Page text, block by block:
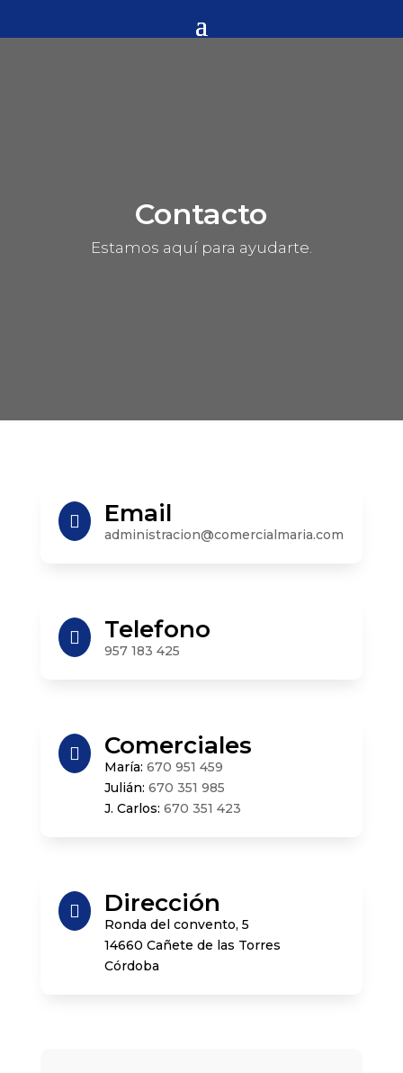
Contacto
Estamos aquí para ayudarte.
 Email
administracion@comercialmaria.com
 Telefono
957 183 425
 Comerciales
María: 670 951 459
Julián: 670 351 985
J. Carlos: 670 351 423
 Dirección
Ronda del convento, 5
14660 Cañete de las Torres
Córdoba